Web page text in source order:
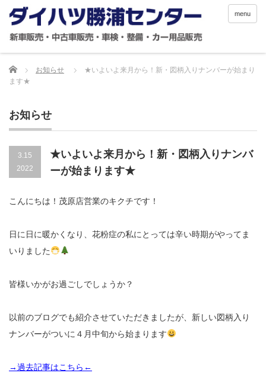
menu
Home お知らせ
★いよいよ来月から！新・図柄入りナンバーが始まり
ます★
お知らせ
3.15
2022
★いよいよ来月から！新・図柄入りナンバ
ーが始まります★
こんにちは！茂原店営業のキクチです！
日に日に暖かくなり、花粉症の私にとっては辛い時期がやってま
いりました
皆様いかがお過ごしでしょうか？
以前のブログでも紹介させていただきましたが、新しい図柄入り
ナンバーがついに４月中旬から始まります
→過去記事はこちら←